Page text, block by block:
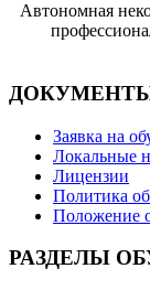
Автономная
Заявка на
Локальные
Лицензии
Политика
Положение
РАЗДЕЛЫ